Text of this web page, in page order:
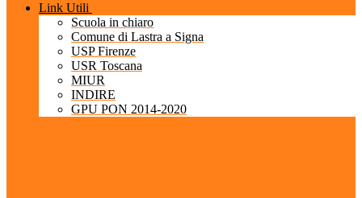
Link Utili
Scuola in chiaro
Comune di Lastra a Signa
USP Firenze
USR Toscana
MIUR
INDIRE
GPU PON 2014-2020